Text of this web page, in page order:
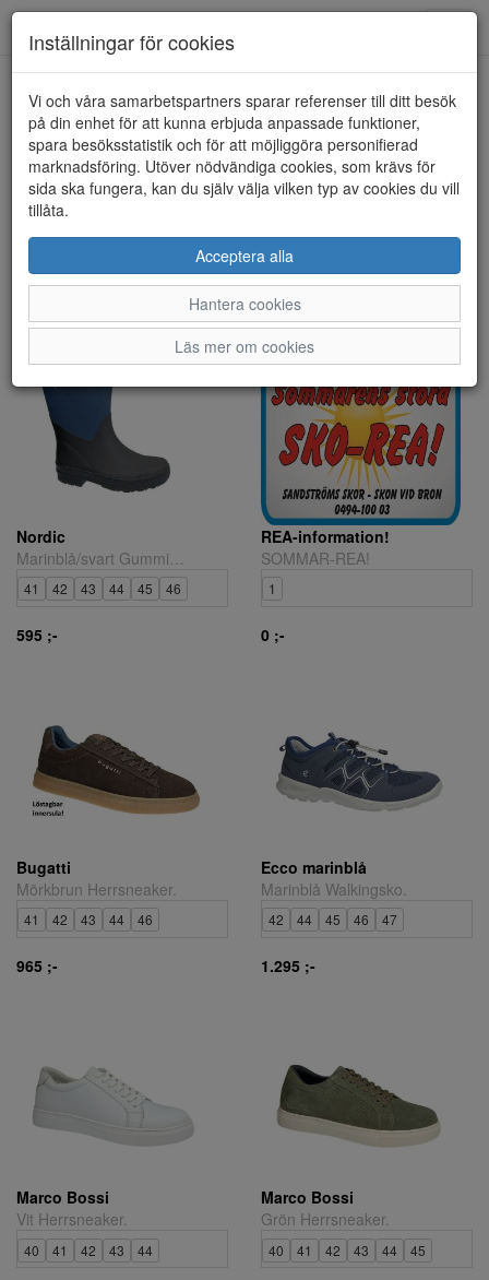
Herr
Det här är bara ett urval ur vårt herrsortiment - det finns betydligt
mer att prova i butiken!
Nordic
41 42 43 44 45 46
595 ;-
REA-information!
SOMMAR-REA!
1
0 ;-
Bugatti
Mörkbrun Herrsneaker.
41 42 43 44 46
965 ;-
Ecco marinblå
Marinblå Walkingsko.
42 44 45 46 47
1.295 ;-
Marco Bossi
Vit Herrsneaker.
40 41 42 43 44
Marco Bossi
Grön Herrsneaker.
40 41 42 43 44 45
Inställningar för cookies
Vi och våra samarbetspartners sparar referenser till ditt besök
på din enhet för att kunna erbjuda anpassade funktioner,
spara besöksstatistik och för att möjliggöra personifierad
marknadsföring. Utöver nödvändiga cookies, som krävs för
sida ska fungera, kan du själv välja vilken typ av cookies du vill
tillåta.
Acceptera alla
Hantera cookies
Läs mer om cookies